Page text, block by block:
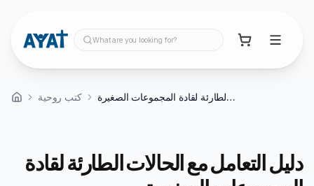
What are you looking for?
كتب روحية دليل التعامل مع الحالات الطارئة لقادة المجموعات الصغيرة
دليل التعامل مع الحالات الطارئة لقادة